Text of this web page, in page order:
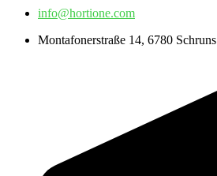
info@hortione.com
Montafonerstraße 14, 6780 Schruns